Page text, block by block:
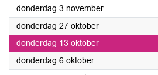
donderdag 3 november2022
donderdag 27 oktober2022
donderdag 13 oktober2022
donderdag 6 oktober2022